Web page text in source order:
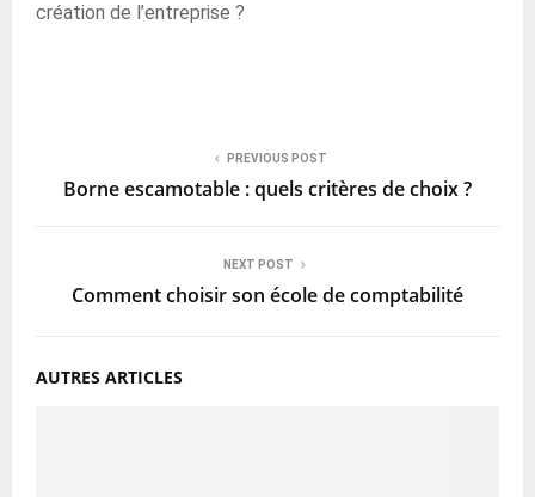
création de l’entreprise ?
PREVIOUS POST
Borne escamotable : quels critères de choix ?
NEXT POST
Comment choisir son école de comptabilité
AUTRES ARTICLES